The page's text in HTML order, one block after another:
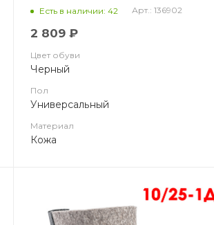
Есть в наличии: 42 Арт.: 136902
2 809 ₽
Цвет обуви
Черный
Пол
Универсальный
Материал
Кожа